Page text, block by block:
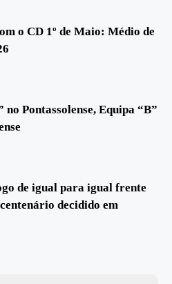
o CD 1º de Maio: Médio de
Pontassolense, Equipa “B”
de igual para igual frente
decidido em